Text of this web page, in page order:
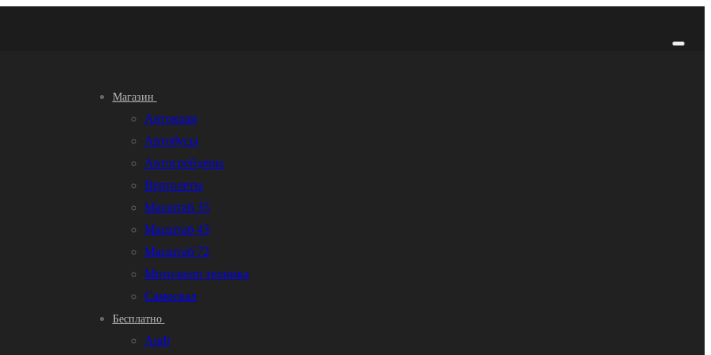
Магазин
Автокран
Автобусы
Автогрейдеры
Вертолеты
Масштаб 35
Масштаб 43
Масштаб 72
Мото-вело техника
Самосвал
Бесплатно
Audi